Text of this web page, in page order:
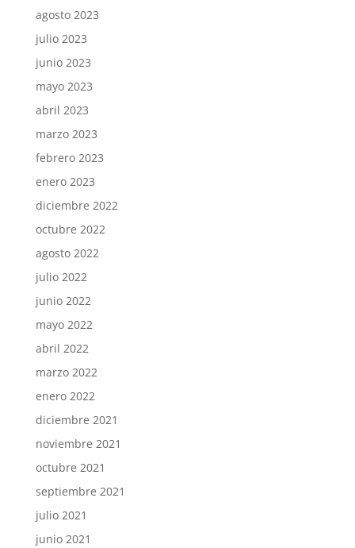
agosto 2023
julio 2023
junio 2023
mayo 2023
abril 2023
marzo 2023
febrero 2023
enero 2023
diciembre 2022
octubre 2022
agosto 2022
julio 2022
junio 2022
mayo 2022
abril 2022
marzo 2022
enero 2022
diciembre 2021
noviembre 2021
octubre 2021
septiembre 2021
julio 2021
junio 2021